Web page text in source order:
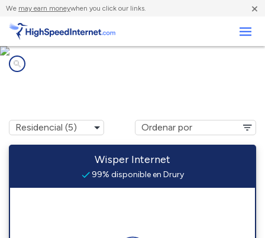
We may earn moneywhen you click our links. ×
Wisper Internet
99% disponible en Drury